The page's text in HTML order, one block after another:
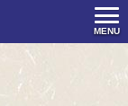
MENU